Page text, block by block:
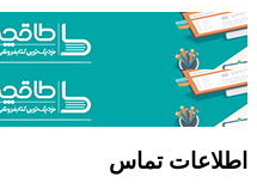
اطلاعات تماس